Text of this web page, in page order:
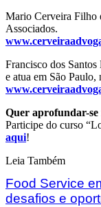
Mario Cerveira Filho
Associados.
Francisco dos
e atua em São
Quer aprofundar-se
Participe do curso
aqui!
Leia Também
Food Service
desafios e